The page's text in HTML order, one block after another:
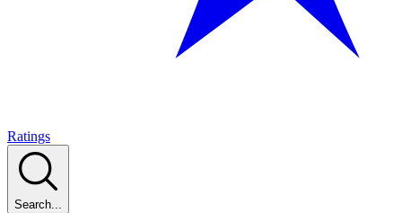
Ratings
Search...